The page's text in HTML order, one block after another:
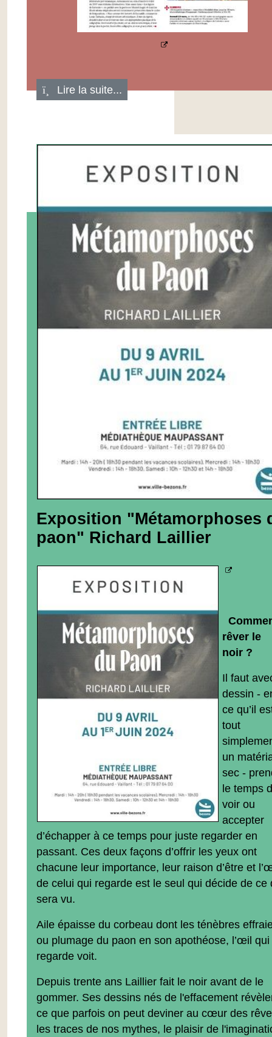
Lire la suite...
Exposition "Métamorphoses
paon" Richard Laillier
rêver le
noir ?
Il faut
dessin -
ce qu’il
tout
un
sec -
le temps
voir ou
accepter
d’échapper à ce temps pour juste regarder en
passant. Ces deux façons d’offrir les yeux ont
chacune leur importance, leur raison d’être et
de celui qui regarde est le seul qui décide de ce
sera vu.
Aile épaisse du corbeau dont les ténèbres
ou plumage du paon en son apothéose, l’œil qui
regarde voit.
Depuis trente ans Laillier fait le noir avant de le
gommer. Ses dessins nés de l'effacement
ce que parfois on peut deviner au cœur des
les traces de nos mythes, le plaisir de